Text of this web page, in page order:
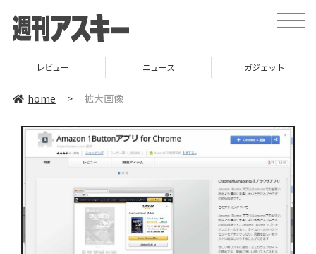
toggle
レビュー ニュース ガジェット
home > 拡大画像